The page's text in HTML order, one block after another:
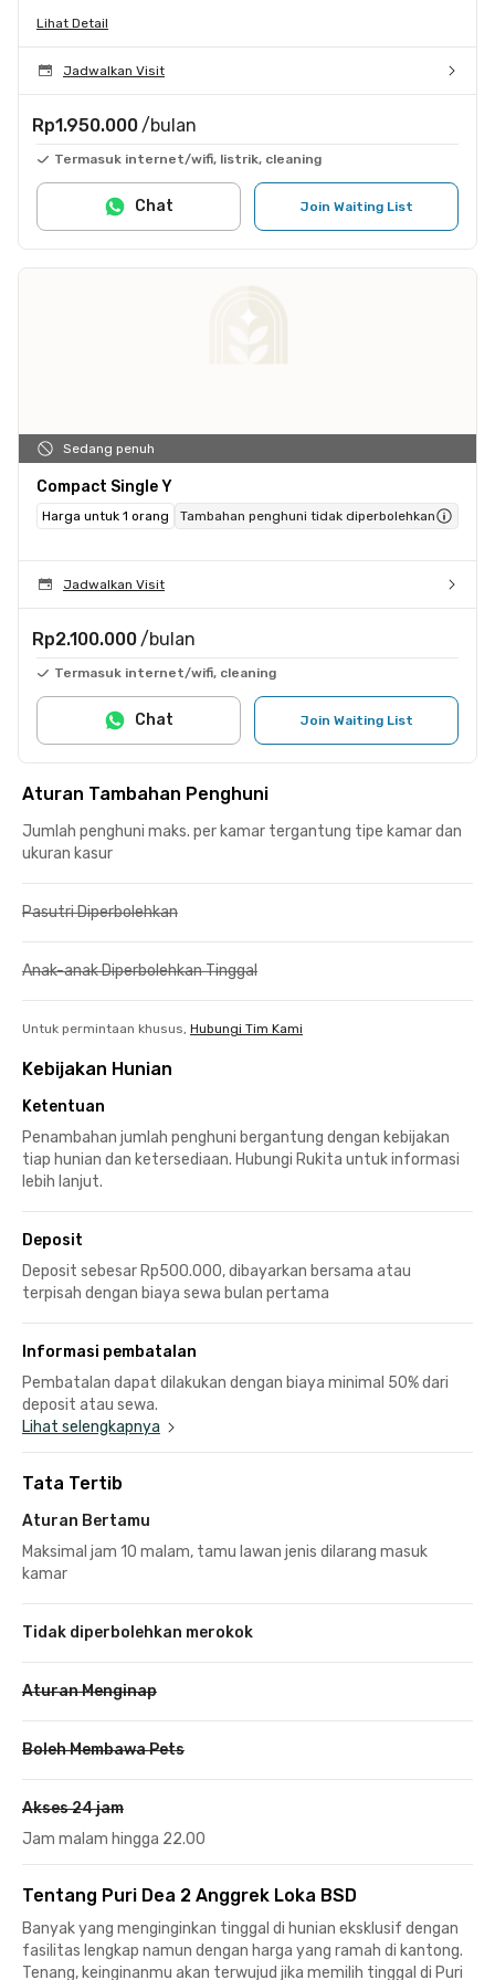
Lihat Detail
Jadwalkan Visit
Rp1.950.000 /bulan
Termasuk internet/wifi, listrik, cleaning
Join Waiting List
Chat
Sedang penuh
Compact Single Y
Harga untuk 1 orang Tambahan penghuni tidak diperbolehkan
Jadwalkan Visit
Rp2.100.000 /bulan
Termasuk internet/wifi, cleaning
Join Waiting List
Chat
Aturan Tambahan Penghuni
Jumlah penghuni maks. per kamar tergantung tipe kamar dan
ukuran kasur
Pasutri Diperbolehkan
Anak-anak Diperbolehkan Tinggal
Untuk permintaan khusus, Hubungi Tim Kami
Kebijakan Hunian
Ketentuan
Penambahan jumlah penghuni bergantung dengan kebijakan
tiap hunian dan ketersediaan. Hubungi Rukita untuk informasi
lebih lanjut.
Deposit
Deposit sebesar Rp500.000, dibayarkan bersama atau
terpisah dengan biaya sewa bulan pertama
Informasi pembatalan
Pembatalan dapat dilakukan dengan biaya minimal 50% dari
deposit atau sewa.
Lihat selengkapnya
Tata Tertib
Aturan Bertamu
Maksimal jam 10 malam, tamu lawan jenis dilarang masuk
kamar
Tidak diperbolehkan merokok
Aturan Menginap
Boleh Membawa Pets
Akses 24 jam
Jam malam hingga 22.00
Tentang Puri Dea 2 Anggrek Loka BSD
Banyak yang menginginkan tinggal di hunian eksklusif dengan
fasilitas lengkap namun dengan harga yang ramah di kantong.
Tenang, keinginanmu akan terwujud jika memilih tinggal di Puri